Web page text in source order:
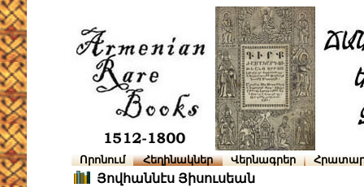
Որոնում Հեղինակներ Վերնագրեր
Յովհաննէս Յիսուսեան